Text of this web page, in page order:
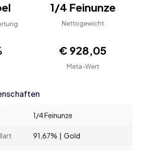
1/4 Feinunze
Nettogewicht
€ 928,05
Meta-Wert
1/4 Feinunze
91,67% | Gold